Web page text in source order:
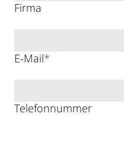
Firma
E-Mail*
Telefonnummer